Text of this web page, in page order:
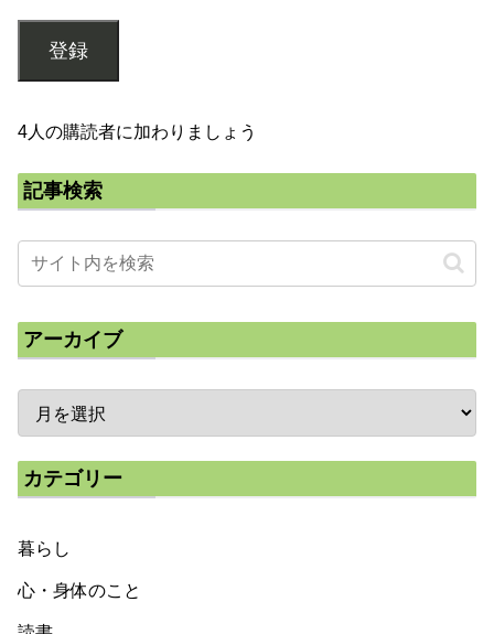
登録
4人の購読者に加わりましょう
記事検索
アーカイブ
カテゴリー
暮らし
心・身体のこと